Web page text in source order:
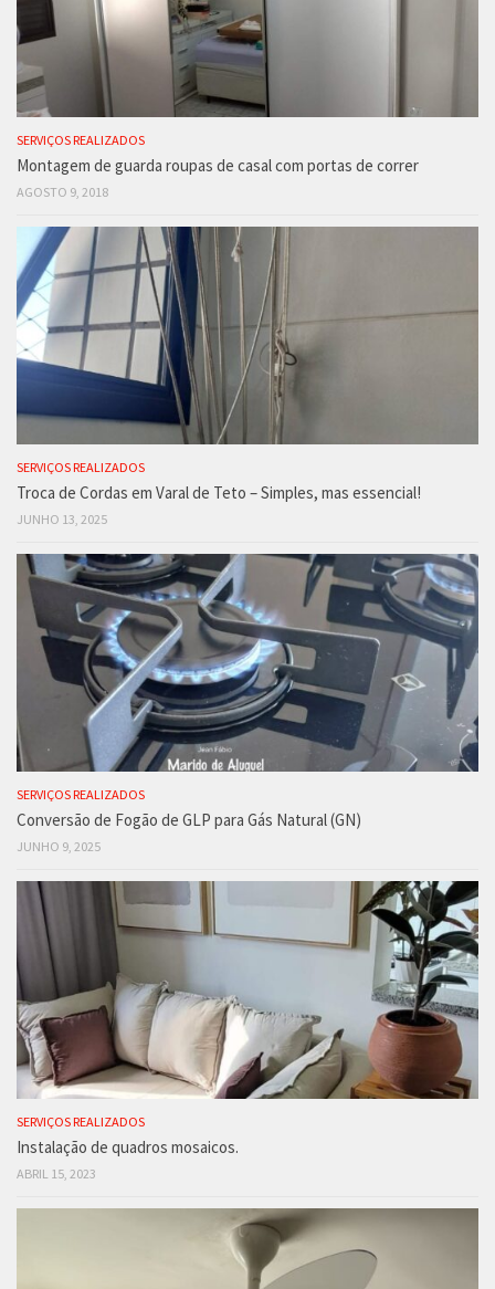
SERVIÇOS REALIZADOS
Montagem de guarda roupas de casal com portas de correr
AGOSTO 9, 2018
SERVIÇOS REALIZADOS
Troca de Cordas em Varal de Teto – Simples, mas essencial!
JUNHO 13, 2025
SERVIÇOS REALIZADOS
Conversão de Fogão de GLP para Gás Natural (GN)
JUNHO 9, 2025
SERVIÇOS REALIZADOS
Instalação de quadros mosaicos.
ABRIL 15, 2023